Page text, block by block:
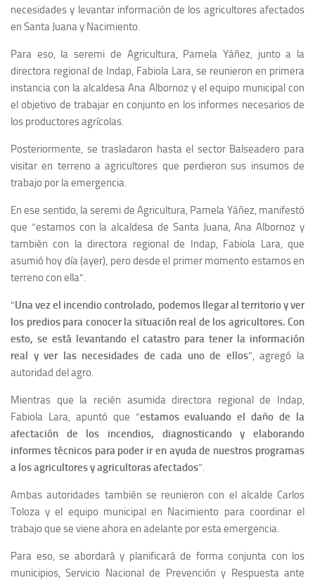
necesidades y levantar información de los agricultores afectados
en Santa Juana y Nacimiento.
Para eso, la seremi de Agricultura, Pamela Yáñez, junto a la
directora regional de Indap, Fabiola Lara, se reunieron en primera
instancia con la alcaldesa Ana Albornoz y el equipo municipal con
el objetivo de trabajar en conjunto en los informes necesarios de
los productores agrícolas.
Posteriormente, se trasladaron hasta el sector Balseadero para
visitar en terreno a agricultores que perdieron sus insumos de
trabajo por la emergencia.
En ese sentido, la seremi de Agricultura, Pamela Yáñez, manifestó
que “estamos con la alcaldesa de Santa Juana, Ana Albornoz y
también con la directora regional de Indap, Fabiola Lara, que
asumió hoy día (ayer), pero desde el primer momento estamos en
terreno con ella”.
“Una vez el incendio controlado, podemos llegar al territorio y ver
los predios para conocer la situación real de los agricultores. Con
esto, se está levantando el catastro para tener la información
real y ver las necesidades de cada uno de ellos”, agregó la
autoridad del agro.
Mientras que la recién asumida directora regional de Indap,
Fabiola Lara, apuntó que “estamos evaluando el daño de la
afectación de los incendios, diagnosticando y elaborando
informes técnicos para poder ir en ayuda de nuestros programas
a los agricultores y agricultoras afectados”.
Ambas autoridades también se reunieron con el alcalde Carlos
Toloza y el equipo municipal en Nacimiento para coordinar el
trabajo que se viene ahora en adelante por esta emergencia.
Para eso, se abordará y planificará de forma conjunta con los
municipios, Servicio Nacional de Prevención y Respuesta ante